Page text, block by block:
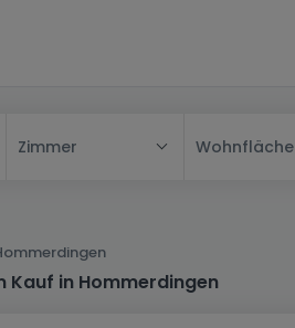
Zimmer Wohnfläche
Kauf in Hommerdingen